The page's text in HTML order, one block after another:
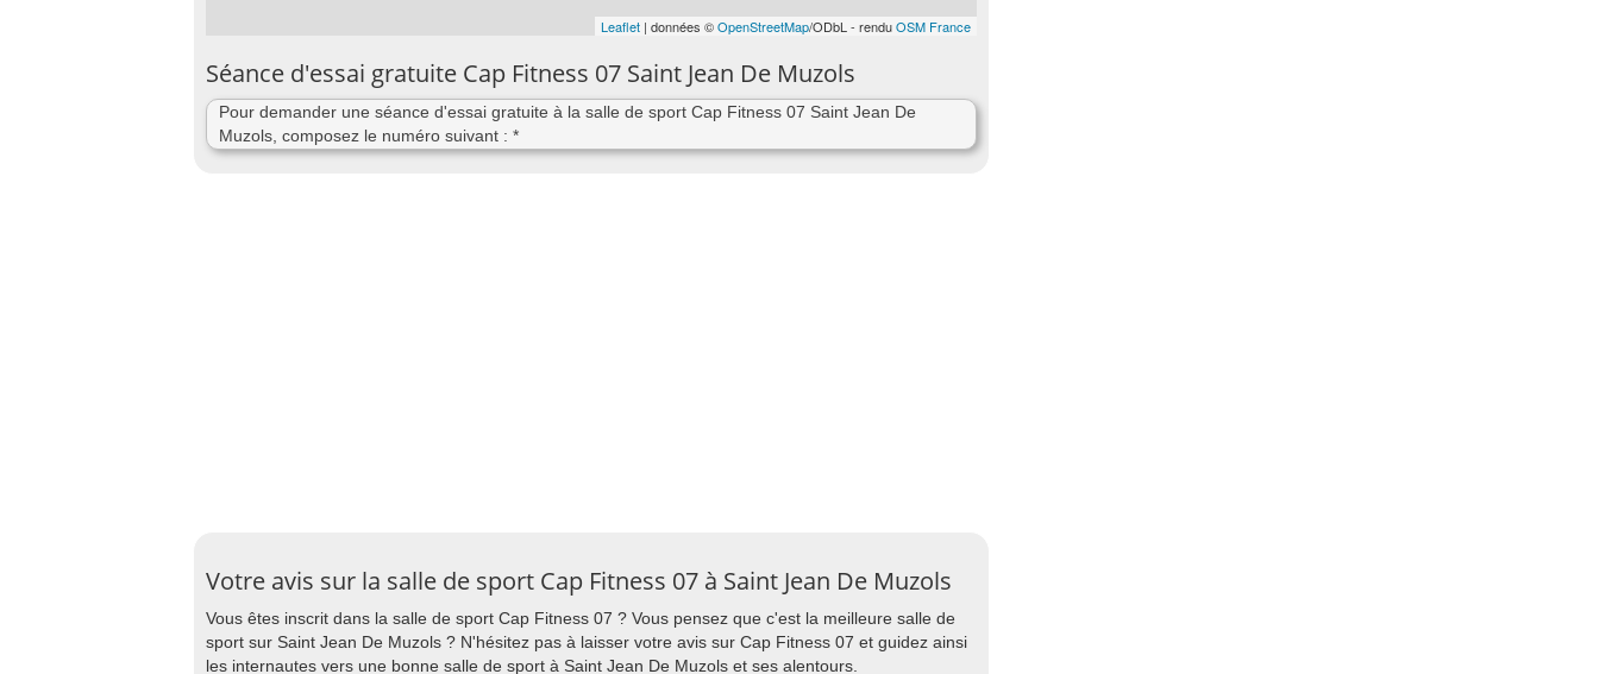
Leaflet | données ©OpenStreetMap/ODbL - renduOSM France
Séance d'essai gratuite Cap Fitness 07 Saint Jean De Muzols
Pour demander une séance d'essai gratuite à la salle de sport Cap Fitness 07 Saint Jean De
Muzols, composez le numéro suivant : *
Votre avis sur la salle de sport Cap Fitness 07 à Saint Jean De Muzols
Vous êtes inscrit dans la salle de sport Cap Fitness 07 ? Vous pensez que c'est la meilleure salle de
sport sur Saint Jean De Muzols ? N'hésitez pas à laisser votre avis sur Cap Fitness 07 et guidez ainsi
les internautes vers une bonne salle de sport à Saint Jean De Muzols et ses alentours.